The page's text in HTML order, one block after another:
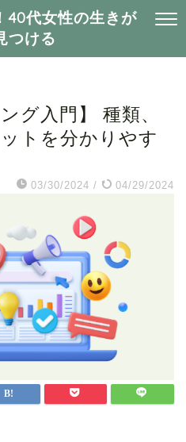
40代女性の生きが
つける
グ入門】 種類、
トを分かりやす
03/30/2024 / 04/29/2024